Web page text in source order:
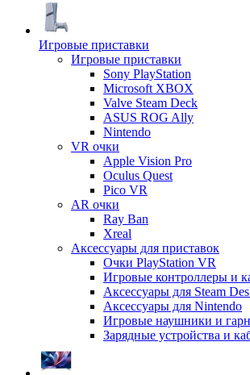
Игровые приставки
Игровые приставки
Sony PlayStation
Microsoft XBOX
Valve Steam Deck
ASUS ROG Ally
Nintendo
VR очки
Apple Vision Pro
Oculus Quest
Pico VR
AR очки
Ray Ban
Xreal
Аксессуары для приставок
Очки PlayStation VR
Игровые контроллеры и
Аксессуары для Steam
Аксессуары для Nintendo
Игровые наушники и
Зарядные устройства и